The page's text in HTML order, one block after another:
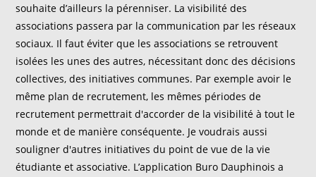
souhaite d’ailleurs la pérenniser. La visibilité des
associations passera par la communication par les réseaux
sociaux. Il faut éviter que les associations se retrouvent
isolées les unes des autres, nécessitant donc des décisions
collectives, des initiatives communes. Par exemple avoir le
même plan de recrutement, les mêmes périodes de
recrutement permettrait d'accorder de la visibilité à tout le
monde et de manière conséquente. Je voudrais aussi
souligner d'autres initiatives du point de vue de la vie
étudiante et associative. L’application Buro Dauphinois a